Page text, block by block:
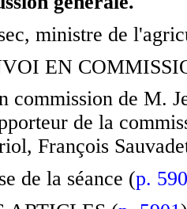
ministre de
EN
commission de M.
de la
François
de la séance (p.